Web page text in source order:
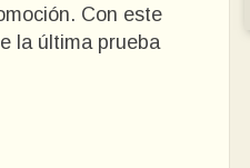
Con este
la última prueba